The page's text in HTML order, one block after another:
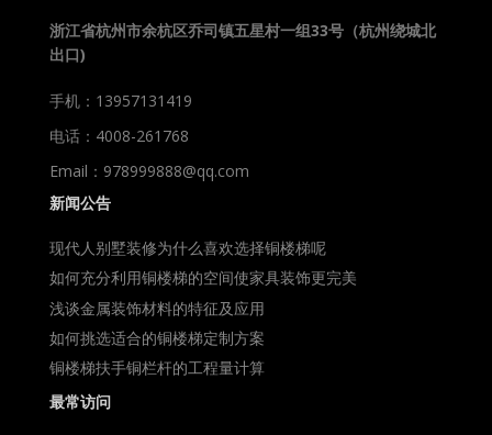
浙江省杭州市余杭区乔司镇五星村一组33号（杭州绕城北
出口)
手机：13957131419
电话：4008-261768
Email：978999888@qq.com
新闻公告
现代人别墅装修为什么喜欢选择铜楼梯呢
如何充分利用铜楼梯的空间使家具装饰更完美
浅谈金属装饰材料的特征及应用
如何挑选适合的铜楼梯定制方案
铜楼梯扶手铜栏杆的工程量计算
最常访问